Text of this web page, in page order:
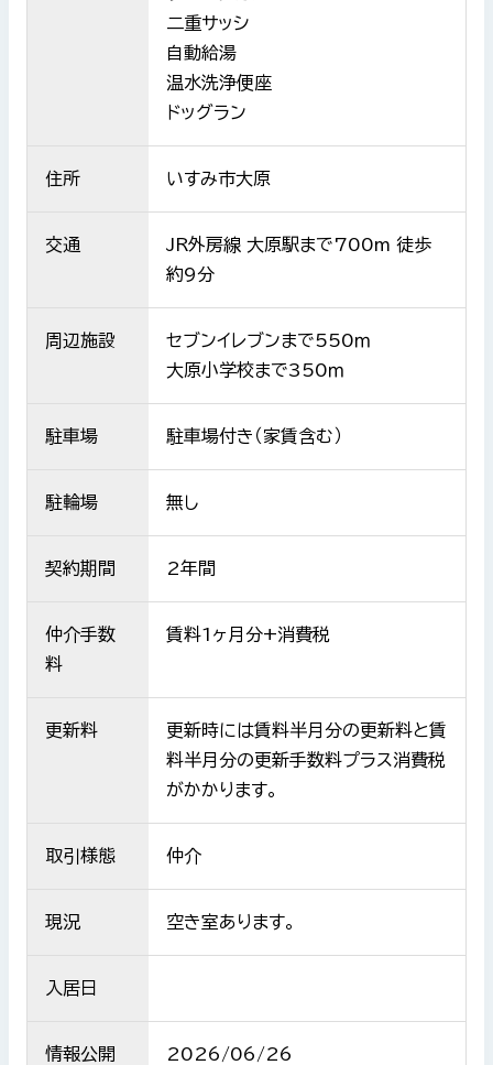
二重サッシ
自動給湯
温水洗浄便座
ドッグラン
住所 いすみ市大原
交通
JR外房線 大原駅まで700m 徒歩
約9分
周辺施設
セブンイレブンまで550ｍ
大原小学校まで350ｍ
駐車場 駐車場付き（家賃含む）
駐輪場 無し
契約期間 2年間
仲介手数
料
賃料1ヶ月分+消費税
更新料
更新時には賃料半月分の更新料と賃
料半月分の更新手数料プラス消費税
がかかります。
取引様態 仲介
現況 空き室あります。
入居日
情報公開
2026/06/26